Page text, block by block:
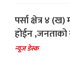
पर्सा क्षेत्र ४
होईन ,जनताको
न्यूज डेस्क